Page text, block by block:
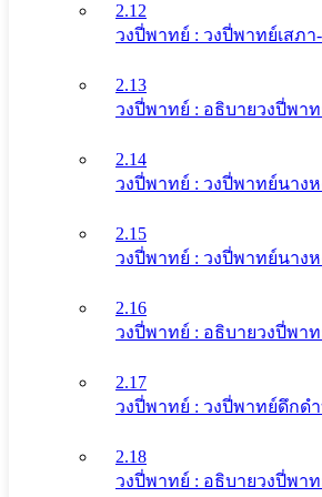
2.12
วงปี่พาทย์ : วงปี่พาทย์เสภา-
2.13
วงปี่พาทย์ : อธิบายวงปี่พา
2.14
วงปี่พาทย์ : วงปี่พาทย์นางห
2.15
วงปี่พาทย์ : วงปี่พาทย์นาง
2.16
วงปี่พาทย์ : อธิบายวงปี่พา
2.17
วงปี่พาทย์ : วงปี่พาทย์ดึกดํา
2.18
วงปี่พาทย์ : อธิบายวงปี่พา